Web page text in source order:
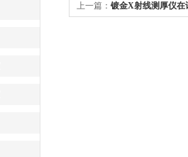
上一篇： 镀金X射线测厚仪在